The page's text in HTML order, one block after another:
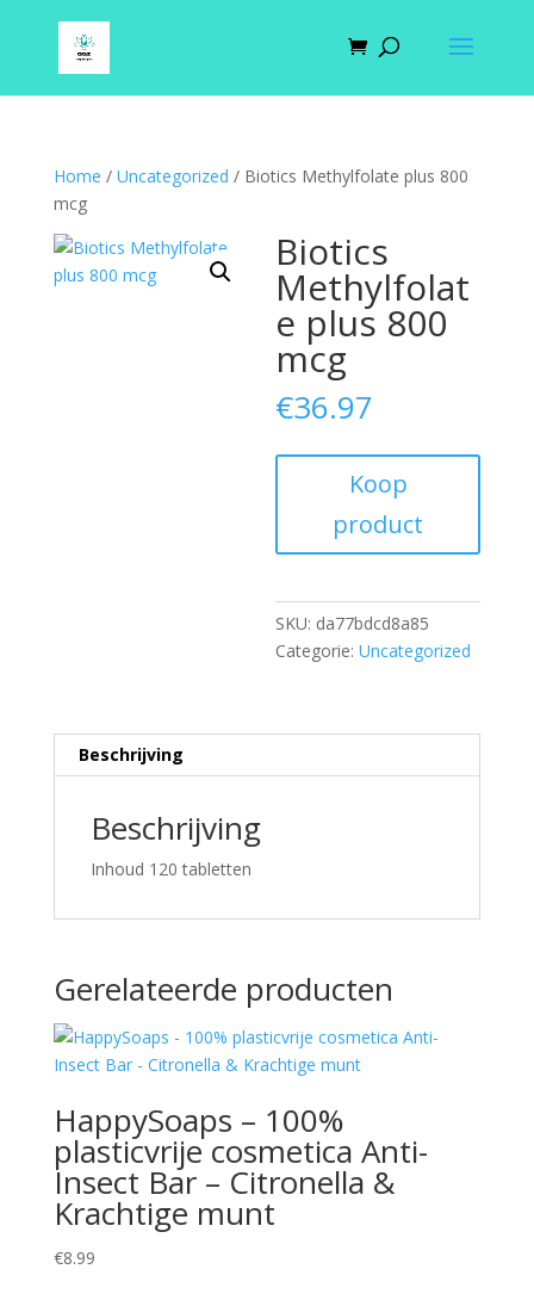
Home / Uncategorized / Biotics Methylfolate plus 800
mcg
Biotics
Methylfolat
e plus 800
mcg
€36.97
Koop
product
SKU: da77bdcd8a85
Categorie:Uncategorized
Beschrijving
Beschrijving
Inhoud 120 tabletten
Gerelateerde producten
HappySoaps – 100%
plasticvrije cosmetica Anti-
Insect Bar – Citronella &
Krachtige munt
€8.99